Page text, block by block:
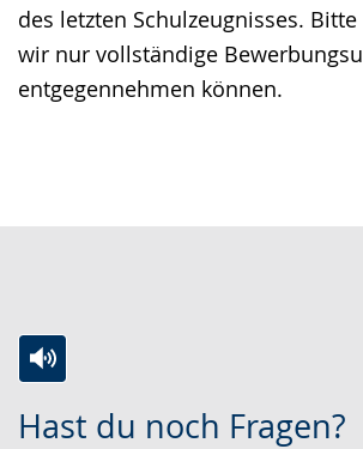
des letzten Schulzeugnisses.
wir nur vollständige
entgegennehmen können.
Hast du noch Fragen?
Leichten
Audio-
Video